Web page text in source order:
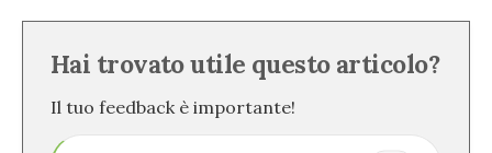
Hai trovato utile questo articolo?
Il tuo feedback è importante!